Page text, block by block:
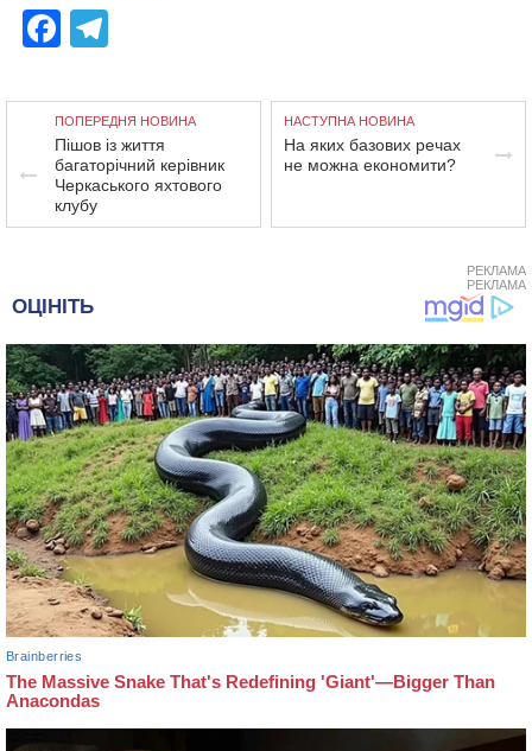
Facebook
ПОПЕРЕДНЯ НОВИНА
Пішов із життя
багаторічний керівник
Черкаського яхтового
клубу
НАСТУПНА НОВИНА
На яких базових речах
не можна економити?
РЕКЛАМА
РЕКЛАМА